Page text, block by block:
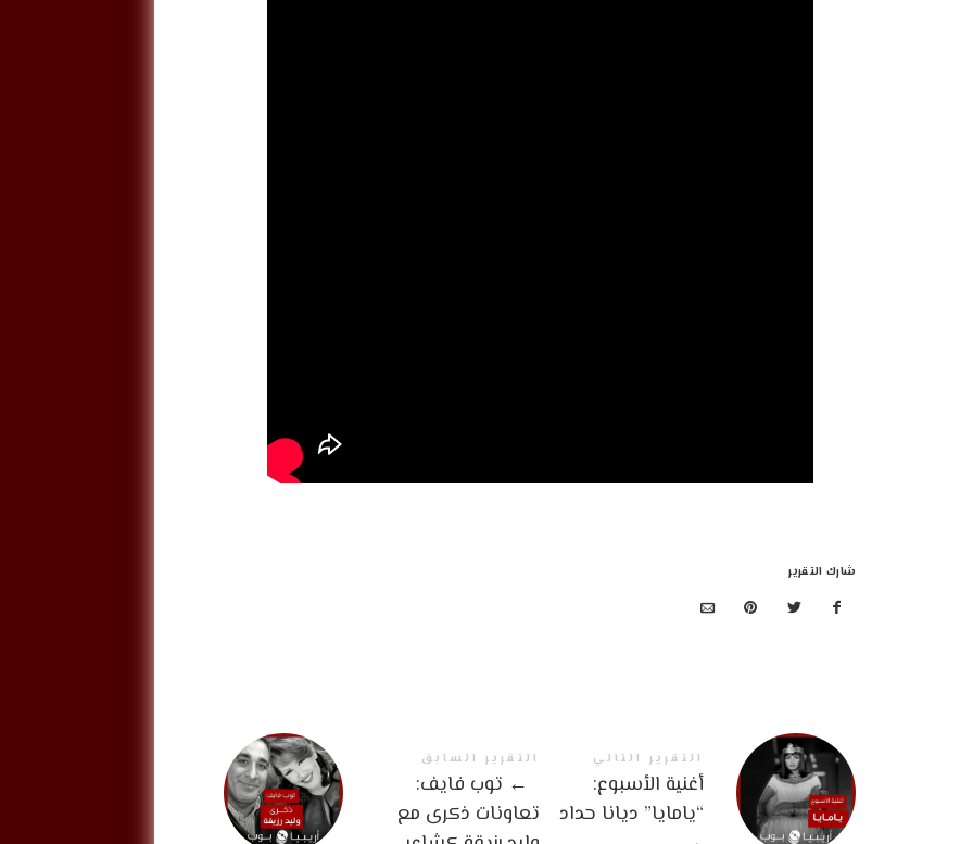
شارك التقرير
التقرير السابق
← توب فايف:
تعاونات ذكرى مع
التقرير التالي
أغنية الأسبوع:
“يامايا” ديانا حداد